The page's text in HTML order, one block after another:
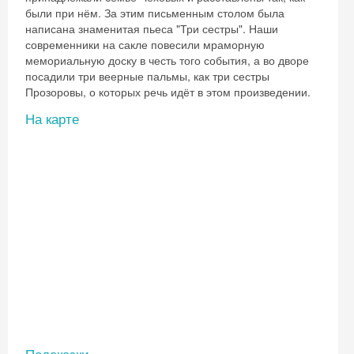
были при нём. За этим письменным столом была
написана знаменитая пьеса "Три сестры". Наши
современники на сакле повесили мраморную
мемориальную доску в честь того события, а во дворе
посадили три веерные пальмы, как три сестры
Прозоровы, о которых речь идёт в этом произведении.
На карте